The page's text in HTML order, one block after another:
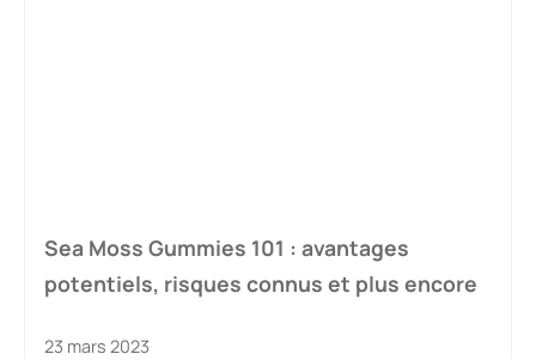
Sea Moss Gummies 101 : avantages
potentiels, risques connus et plus encore
23 mars 2023